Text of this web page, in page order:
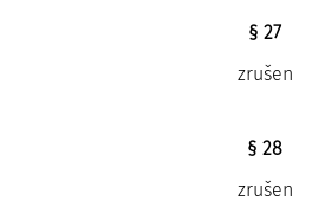
§ 27
zrušen
§ 28
zrušen